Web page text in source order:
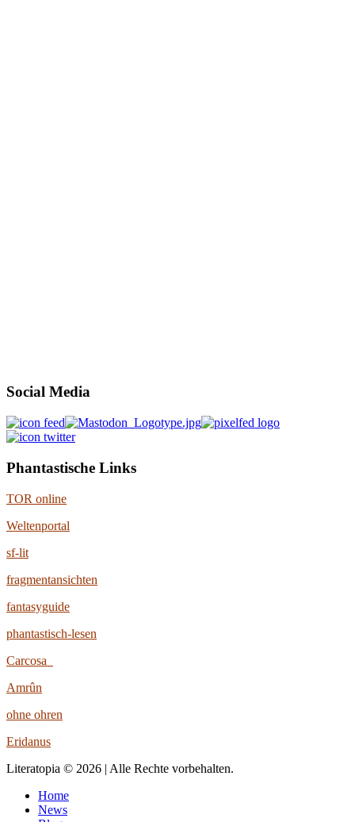
Social Media
Phantastische Links
TOR online
Weltenportal
sf-lit
fragmentansichten
fantasyguide
phantastisch-lesen
Carcosa
Amrûn
ohne ohren
Eridanus
Literatopia © 2026 | Alle Rechte vorbehalten.
Home
News